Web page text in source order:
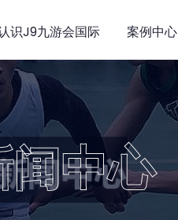
识j9九游会国际 案例中心
闻中心